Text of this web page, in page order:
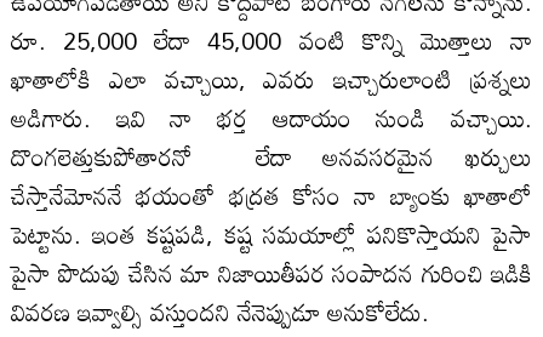
రూ. 25,000 లేదా 45,000 వంటి కొన్ని మొత్తాలు నా
ఖాతాలోకి ఎలా వచ్చాయి, ఎవరు ఇచ్చారులాంటి ప్రశ్నలు
అడిగారు. ఇవి నా భర్త ఆదాయం నుండి వచ్చాయి.
దొంగలెత్తుకుపోతారనో లేదా అనవసరమైన ఖర్చులు
చేస్తానేమోననే భయంతో భద్రత కోసం నా బ్యాంకు ఖాతాలో
పెట్టాను. ఇంత కష్టపడి, కష్ట సమయాల్లో పనికొస్తాయని పైసా
పైసా పొదుపు చేసిన మా నిజాయితీపర సంపాదన గురించి ఇడికి
వివరణ ఇవ్వాల్సి వస్తుందని నేనెప్పుడూ అనుకోలేదు.